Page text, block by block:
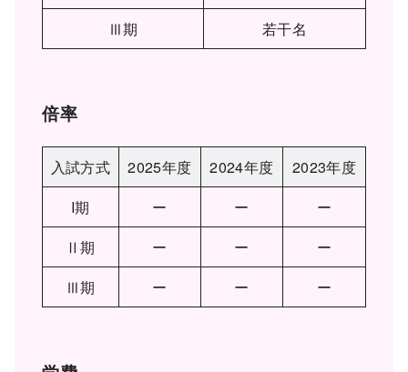
Ⅲ期
若干名
倍率
入試方式 2025年度 2024年度
2023年度
I期
ー ー
ー
Ⅱ期
ー ー
ー
Ⅲ期
ー ー ー